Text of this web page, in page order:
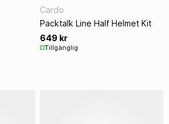
Cardo
Packtalk Line Half Helmet Kit
649 kr
Tillgänglig